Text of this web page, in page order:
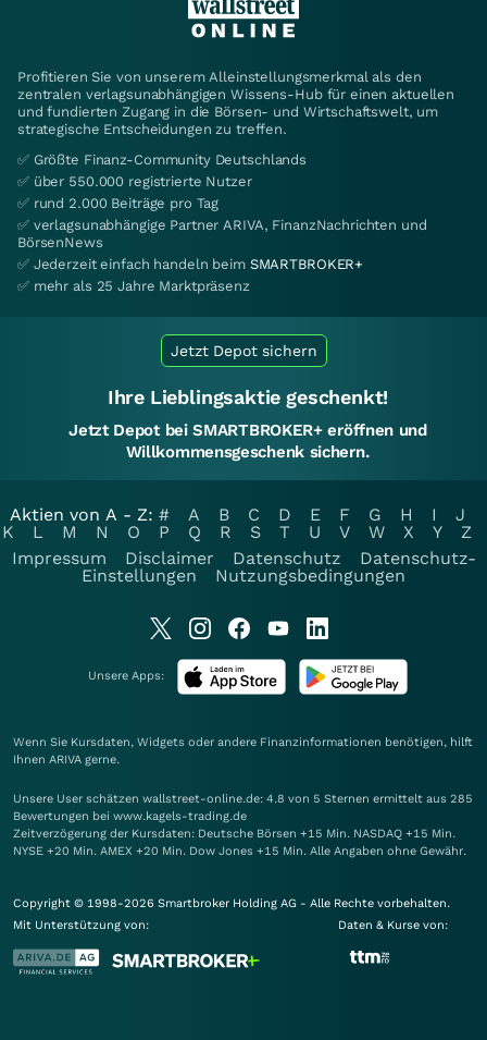
Profitieren Sie von unserem Alleinstellungsmerkmal als den
zentralen verlagsunabhängigen Wissens-Hub für einen aktuellen
und fundierten Zugang in die Börsen- und Wirtschaftswelt, um
strategische Entscheidungen zu treffen.
✅ Größte Finanz-Community Deutschlands
✅ über 550.000 registrierte Nutzer
✅ rund 2.000 Beiträge pro Tag
✅ verlagsunabhängige Partner ARIVA, FinanzNachrichten und
BörsenNews
✅ Jederzeit einfach handeln beim SMARTBROKER+
✅ mehr als 25 Jahre Marktpräsenz
Jetzt Depot sichern
Ihre Lieblingsaktie geschenkt!
Jetzt Depot bei SMARTBROKER+ eröffnen und
Willkommensgeschenk sichern.
Aktien von A - Z: # A B C D E F G H I
J
K
L M N O P Q R S T U V W X Y
Z
Impressum
Disclaimer Datenschutz
Datenschutz-
Einstellungen
Nutzungsbedingungen
Unsere Apps:
Wenn Sie Kursdaten, Widgets oder andere Finanzinformationen benötigen, hilft
Ihnen ARIVA gerne.
Unsere User schätzen wallstreet-online.de: 4.8 von 5 Sternen ermittelt aus 285
Bewertungen bei www.kagels-trading.de
Zeitverzögerung der Kursdaten: Deutsche Börsen +15 Min. NASDAQ +15 Min.
NYSE +20 Min. AMEX +20 Min. Dow Jones +15 Min. Alle Angaben ohne Gewähr.
Copyright © 1998-2026 Smartbroker Holding AG - Alle Rechte vorbehalten.
Mit Unterstützung von:
Daten & Kurse von: